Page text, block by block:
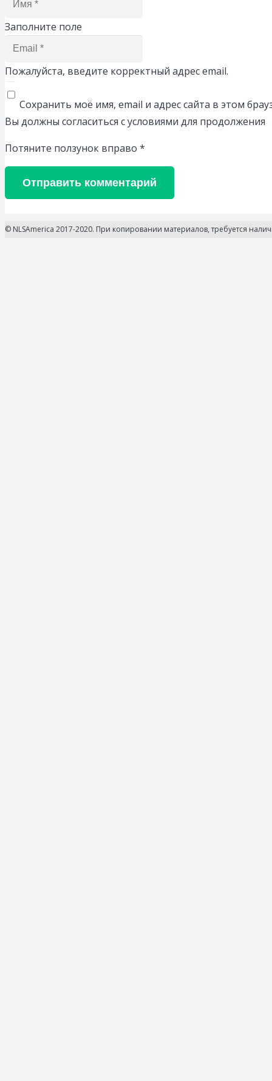
Заполните поле
Пожалуйста, введите корректный адрес email.
Сохранить моё имя, email и адрес сайта в этом
Вы должны согласиться с условиями для продолжения
Потяните ползунок вправо *
Отправить комментарий
© NLSAmerica 2017-2020. При копировании материалов, требуется